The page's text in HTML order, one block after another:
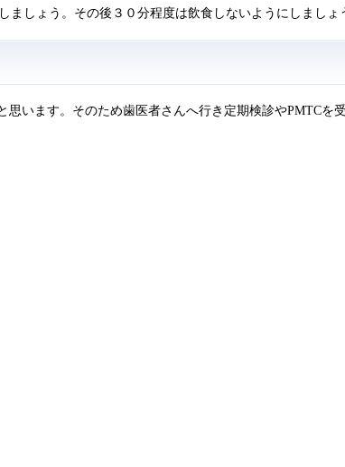
ましょう。その後３０分程度は飲食しないようにしましょ
います。そのため歯医者さんへ行き定期検診やPMTCを